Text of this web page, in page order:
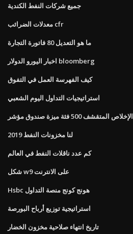
جميع شركات النفط الكندية
معدلات الضرائب cfr
ما هو التعديل 80 فاتورة التجارة
اخبار اليورو الدولار bloomberg
كيف الفهرسة العمل في التفوق
استراتيجيات التداول اليوم الشعبي
الإخلاص المتقشف 500 فئة ميزة صندوق مؤشر
لنا مخزونات النفط 2019
كم عدد ناقلات النفط في العالم
شكل w9 على الانترنت
Hsbc هونج كونج منصة التداول
استراتيجية توزيع أرباح البورصة
تاريخ انتهاء صلاحية مخزون الخضار